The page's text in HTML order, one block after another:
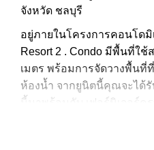
จังหวัด ชลบุรี
อยู่ภายในโครงการคอนโดมิ
Resort 2 . Condo มีพื้นที่ใช้
เมตร พร้อมการจัดวางพื้น
ห้องน้ำ จากยูนิตนี้คุณจะได้รั
นี้มาพร้อมกับ เฟอร์นิเจอร์ค
สะดวก ได้แก่ มีระเบียง, เค
อสังหาริมทรัพย์นี้สามารถใ